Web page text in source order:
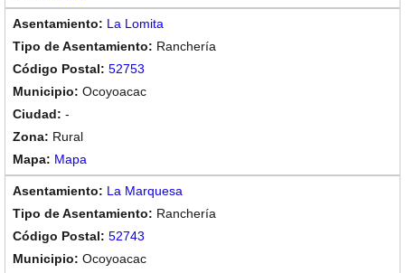
La Lomita
Ranchería
52753
Ocoyoacac
-
Rural
Mapa
La Marquesa
Ranchería
52743
Ocoyoacac